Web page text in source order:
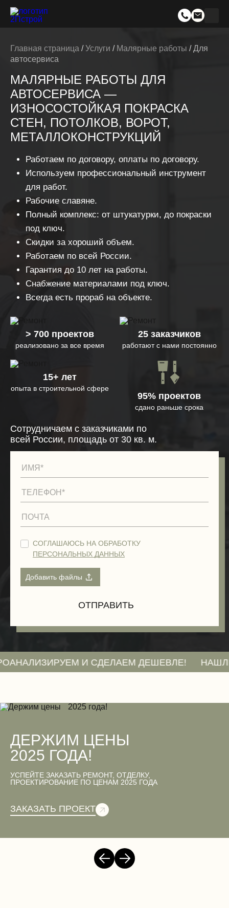
Главная страница /Услуги / Малярные работы /Для
автосервиса
МАЛЯРНЫЕ РАБОТЫ ДЛЯ
АВТОСЕРВИСА —
ИЗНОСОСТОЙКАЯ ПОКРАСКА
СТЕН, ПОТОЛКОВ, ВОРОТ,
МЕТАЛЛОКОНСТРУКЦИЙ
Работаем по договору, оплаты по договору.
Используем профессиональный инструмент
для работ.
Рабочие славяне.
Полный комплекс: от штукатурки, до покраски
под ключ.
Скидки за хороший объем.
Работаем по всей России.
Гарантия до 10 лет на работы.
Снабжение материалами под ключ.
Всегда есть прораб на объекте.
> 700 проектов
реализовано за все время
25 заказчиков
работают с нами постоянно
15+ лет
опыта в строительной сфере
95% проектов
сдано раньше срока
Сотрудничаем с заказчиками по
всей России, площадь от 30 кв. м.
СОГЛАШАЮСЬ НА ОБРАБОТКУ
ПЕРСОНАЛЬНЫХ ДАННЫХ
И СДЕЛАЕМ ДЕШЕВЛЕ! НАШЛИ
ДЕРЖИМ ЦЕНЫ
2025 ГОДА!
УСПЕЙТЕ ЗАКАЗАТЬ РЕМОНТ, ОТДЕЛКУ,
ПРОЕКТИРОВАНИЕ ПО ЦЕНАМ 2025 ГОДА
ЗАКАЗАТЬ ПРОЕКТ